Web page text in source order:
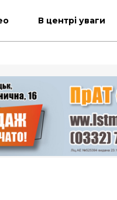
В центрі уваги